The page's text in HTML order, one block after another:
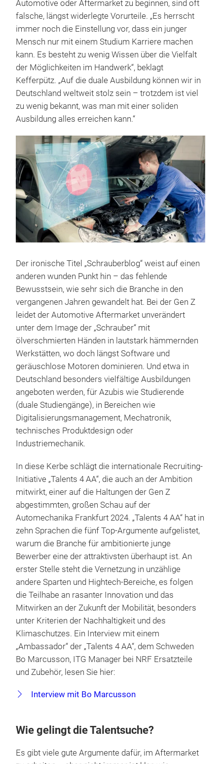
Automotive oder Aftermarket zu beginnen, sind oft
falsche, längst widerlegte Vorurteile. „Es herrscht
immer noch die Einstellung vor, dass ein junger
Mensch nur mit einem Studium Karriere machen
kann. Es besteht zu wenig Wissen über die Vielfalt
der Möglichkeiten im Handwerk“, beklagt
Kefferpütz. „Auf die duale Ausbildung können wir in
Deutschland weltweit stolz sein – trotzdem ist viel
zu wenig bekannt, was man mit einer soliden
Ausbildung alles erreichen kann.“
Der ironische Titel „Schrauberblog“ weist auf einen
anderen wunden Punkt hin – das fehlende
Bewusstsein, wie sehr sich die Branche in den
vergangenen Jahren gewandelt hat. Bei der Gen Z
leidet der Automotive Aftermarket unverändert
unter dem Image der „Schrauber“ mit
ölverschmierten Händen in lautstark hämmernden
Werkstätten, wo doch längst Software und
geräuschlose Motoren dominieren. Und etwa in
Deutschland besonders vielfältige Ausbildungen
angeboten werden, für Azubis wie Studierende
(duale Studiengänge), in Bereichen wie
Digitalisierungsmanagement, Mechatronik,
technisches Produktdesign oder
Industriemechanik.
In diese Kerbe schlägt die internationale Recruiting-
Initiative „Talents 4 AA“, die auch an der Ambition
mitwirkt, einer auf die Haltungen der Gen Z
abgestimmten, großen Schau auf der
Automechanika Frankfurt 2024. „Talents 4 AA“ hat in
zehn Sprachen die fünf Top-Argumente aufgelistet,
warum die Branche für ambitionierte junge
Bewerber eine der attraktivsten überhaupt ist. An
erster Stelle steht die Vernetzung in unzählige
andere Sparten und Hightech-Bereiche, es folgen
die Teilhabe an rasanter Innovation und das
Mitwirken an der Zukunft der Mobilität, besonders
unter Kriterien der Nachhaltigkeit und des
Klimaschutzes. Ein Interview mit einem
„Ambassador“ der „Talents 4 AA“, dem Schweden
Bo Marcusson, ITG Manager bei NRF Ersatzteile
und Zubehör, lesen Sie hier:
Interview mit Bo Marcusson
Wie gelingt die Talentsuche?
Es gibt viele gute Argumente dafür, im Aftermarket